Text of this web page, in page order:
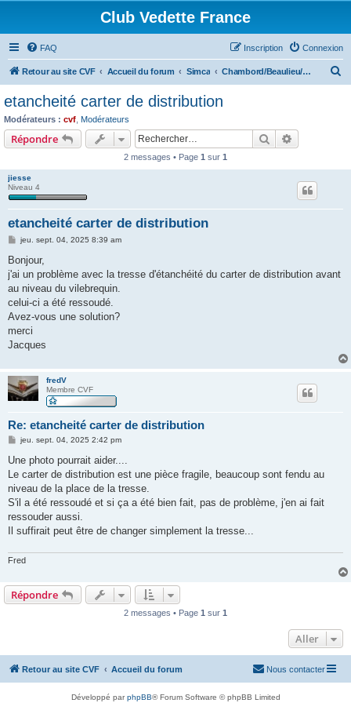
Club Vedette France
FAQ Connexion
Inscription
Retour au site CVF Accueil du forum Simca Chambord/Beaulieu/Présidence/Marly
etancheité carter de distribution
Modérateurs : cvf Modérateurs
Répondre Rechercher
2 messages • Page 1 sur 1
jiesse
Niveau 4
etancheité carter de distribution
M
s
a
g
jeu. sept. 04, 2025 8:39 am
Bonjour,
j'ai un problème avec la tresse d'étanchéité du carter de distribution avant
au niveau du vilebrequin.
celui-ci a été ressoudé.
Avez-vous une solution?
merci
Jacques
fredV
Membre CVF
Re: etancheité carter de distribution
M
s
a
g
jeu. sept. 04, 2025 2:42 pm
Une photo pourrait aider....
Le carter de distribution est une pièce fragile, beaucoup sont fendu au
niveau de la place de la tresse.
S'il a été ressoudé et si ça a été bien fait, pas de problème, j'en ai fait
ressouder aussi.
Il suffirait peut être de changer simplement la tresse...
Fred
Répondre
2 messages • Page 1 sur 1
Aller
Retour au site CVF Accueil du forum Nous contacter
Développé parphpBB® Forum Software © phpBB Limited